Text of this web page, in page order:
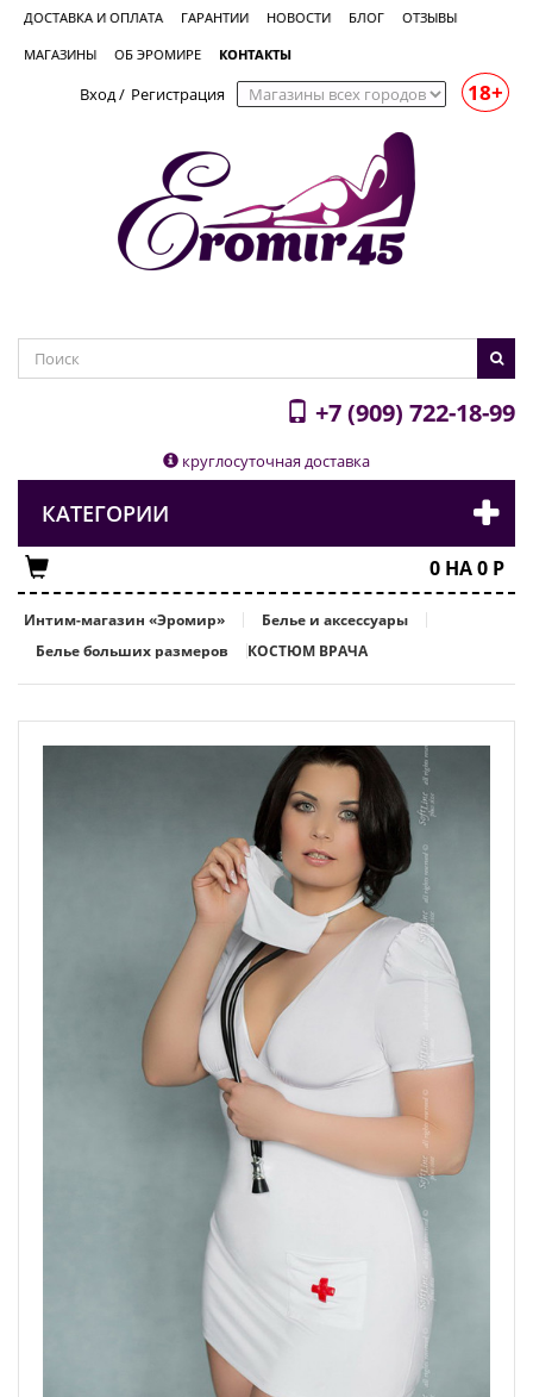
ДОСТАВКА И ОПЛАТА ГАРАНТИИ НОВОСТИ БЛОГ ОТЗЫВЫ
МАГАЗИНЫ ОБ ЭРОМИРЕ КОНТАКТЫ
Вход/ Регистрация 18+
+7 (909) 722-18-99
круглосуточная доставка
КАТЕГОРИИ
0 НА0 Р
Интим-магазин «Эромир»
Белье и аксессуары
Белье больших размеров
КОСТЮМ ВРАЧА